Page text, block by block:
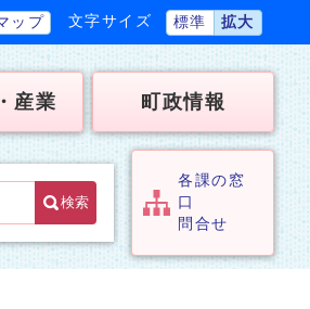
ップ 文字サイズ 標準 拡大
産業 町政情報
検索
各課の窓
口
問合せ